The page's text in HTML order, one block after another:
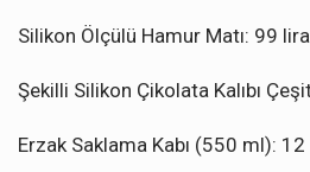
Silikon Ölçülü Hamur Matı: 99 lira
Şekilli Silikon Çikolata Kalıbı
Erzak Saklama Kabı (550 ml):